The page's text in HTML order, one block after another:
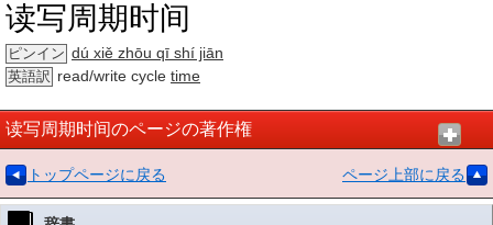
读写周期时间
ピンイン dú xiě zhōu qī shí jiān
英語訳 read/write cycle time
读写周期时间のページの著作権
トップページに戻る ページ上部に戻る